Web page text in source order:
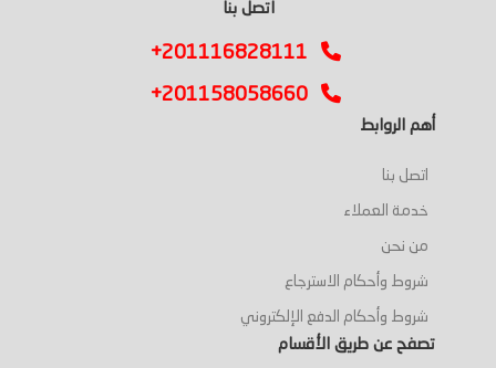
اتصل بنا
+201116828111
+201158058660
أهم الروابط
اتصل بنا
خدمة العملاء
من نحن
شروط وأحكام الاسترجاع
شروط وأحكام الدفع الإلكتروني
تصفح عن طريق الأقسام